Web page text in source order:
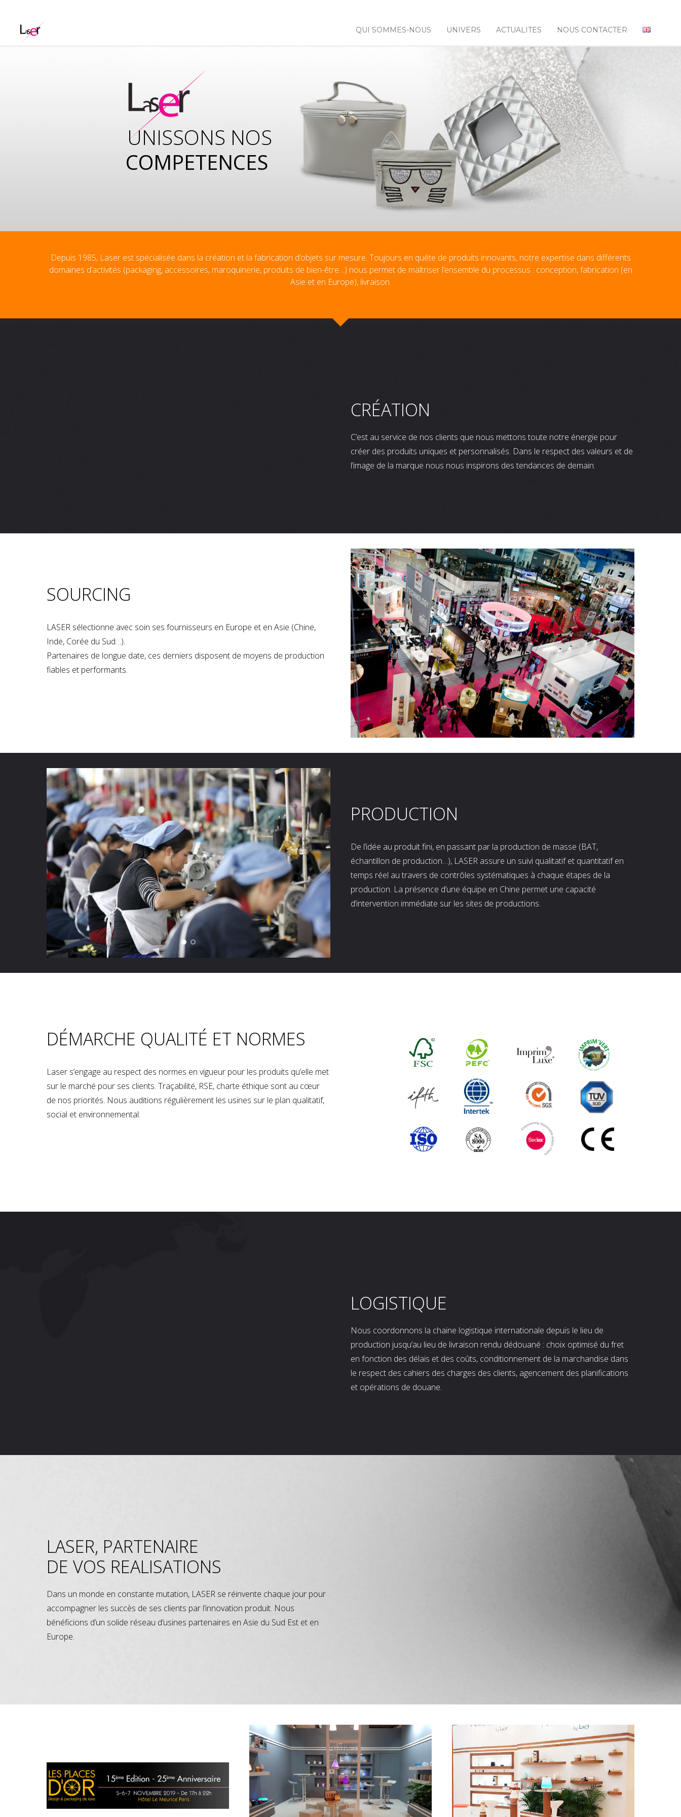
QUI SOMMES-NOUS UNIVERS ACTUALITES NOUS CONTACTER
COMPETENCES
UNISSONS NOS
Depuis 1985, Laser est spécialisée dans la création et la fabrication d’objets sur mesure. Toujours en quête de produits innovants, notre expertise dans différents
domaines d’activités (packaging, accessoires, maroquinerie, produits de bien-être…) nous permet de maîtriser l’ensemble du processus : conception, fabrication (en
Asie et en Europe), livraison.
CRÉATION
C’est au service de nos clients que nous mettons toute notre énergie pour
créer des produits uniques et personnalisés. Dans le respect des valeurs et de
l’image de la marque nous nous inspirons des tendances de demain.
SOURCING
LASER sélectionne avec soin ses fournisseurs en Europe et en Asie (Chine,
Inde, Corée du Sud…).
Partenaires de longue date, ces derniers disposent de moyens de production
fiables et performants.
PRODUCTION
De l’idée au produit fini, en passant par la production de masse (BAT,
échantillon de production…), LASER assure un suivi qualitatif et quantitatif en
temps réel au travers de contrôles systématiques à chaque étapes de la
production. La présence d’une équipe en Chine permet une capacité
d’intervention immédiate sur les sites de productions.
DÉMARCHE QUALITÉ ET NORMES
Laser s’engage au respect des normes en vigueur pour les produits qu’elle met
sur le marché pour ses clients. Traçabilité, RSE, charte éthique sont au cœur
de nos priorités. Nous auditions régulièrement les usines sur le plan qualitatif,
social et environnemental.
LOGISTIQUE
Nous coordonnons la chaine logistique internationale depuis le lieu de
production jusqu’au lieu de livraison rendu dédouané : choix optimisé du fret
en fonction des délais et des coûts, conditionnement de la marchandise dans
le respect des cahiers des charges des clients, agencement des planifications
et opérations de douane.
LASER, PARTENAIRE
DE VOS REALISATIONS
Dans un monde en constante mutation, LASER se réinvente chaque jour pour
accompagner les succès de ses clients par l’innovation produit. Nous
bénéficions d’un solide réseau d’usines partenaires en Asie du Sud Est et en
Europe.